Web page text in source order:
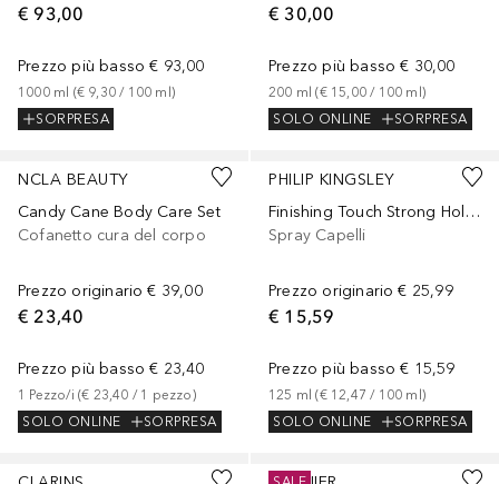
€ 93,00
Prezzo più basso € 93,00
1000 ml (€ 9,30 / 100 ml)
SORPRESA
€ 30,00
Prezzo più basso € 30,00
200 ml (€ 15,00 / 100 ml)
SOLO ONLINE
SORPRESA
NCLA BEAUTY
Candy Cane Body Care Set
Cofanetto cura del corpo
Prezzo originario € 39,00
€ 23,40
Prezzo più basso € 23,40
1 Pezzo/i (€ 23,40 / 1 pezzo)
SOLO ONLINE
SORPRESA
PHILIP KINGSLEY
Finishing Touch Strong Hold Hairspray
Spray Capelli
Prezzo originario € 25,99
€ 15,59
Prezzo più basso € 15,59
125 ml (€ 12,47 / 100 ml)
SOLO ONLINE
SORPRESA